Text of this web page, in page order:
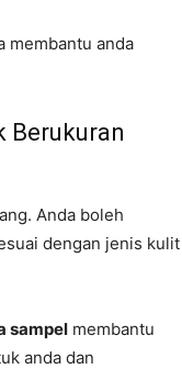
membantu anda
Berukuran
Anda boleh
dengan jenis kulit
sampel membantu
anda dan